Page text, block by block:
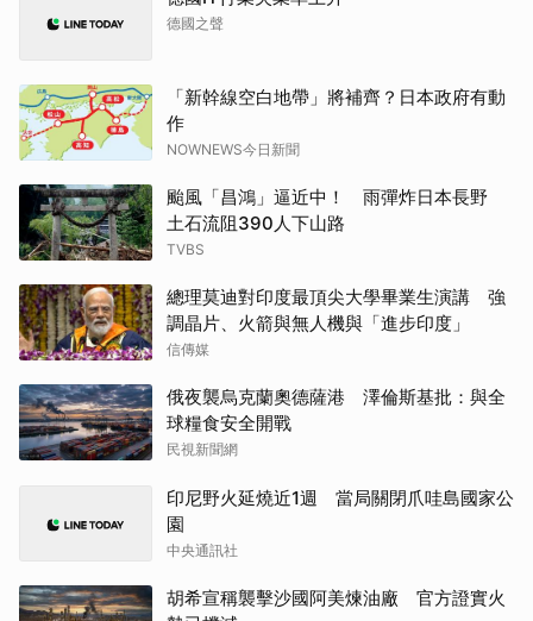
德國之聲
「新幹線空白地帶」將補齊？日本政府有動
作
NOWNEWS今日新聞
颱風「昌鴻」逼近中！ 雨彈炸日本長野
土石流阻390人下山路
TVBS
總理莫迪對印度最頂尖大學畢業生演講 強
調晶片、火箭與無人機與「進步印度」
信傳媒
俄夜襲烏克蘭奧德薩港 澤倫斯基批：與全
球糧食安全開戰
民視新聞網
印尼野火延燒近1週 當局關閉爪哇島國家公
園
中央通訊社
胡希宣稱襲擊沙國阿美煉油廠 官方證實火